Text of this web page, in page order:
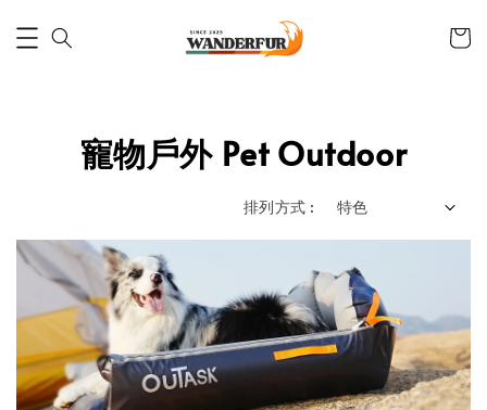
寵物戶外 Pet Outdoor
排列方式 :